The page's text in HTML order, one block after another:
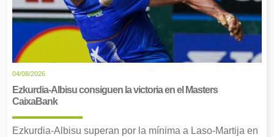
04/08/2026
Ezkurdia-Albisu consiguen la victoria en el Masters
CaixaBank
Ezkurdia-Albisu superan por la mínima a Laso-Martija en